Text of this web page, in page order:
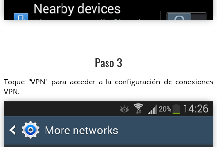
Paso 3
Toque "VPN" para acceder a la configuración de conexiones
VPN.